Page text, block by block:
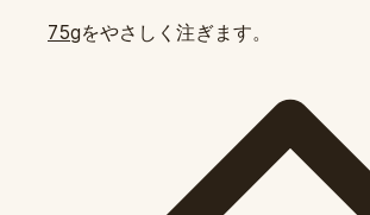
75gをやさしく注ぎます。